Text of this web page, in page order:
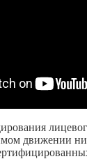
движении